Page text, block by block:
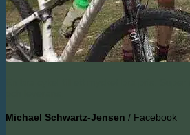
Michael Schwartz-Jensen / Facebook